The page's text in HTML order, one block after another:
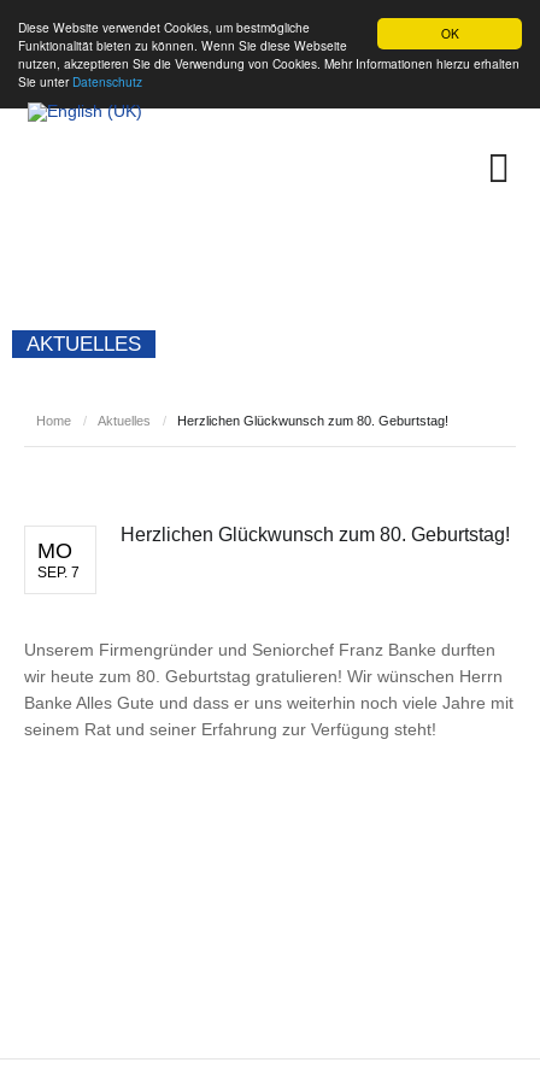
OK
Diese Website verwendet Cookies, um bestmögliche
Funktionalität bieten zu können. Wenn Sie diese Webseite
nutzen, akzeptieren Sie die Verwendung von Cookies. Mehr Informationen hierzu erhalten
Sie unter Datenschutz
AKTUELLES
Home / Aktuelles / Herzlichen Glückwunsch zum 80. Geburtstag!
MO
SEP. 7
Herzlichen Glückwunsch zum 80. Geburtstag!
Unserem Firmengründer und Seniorchef Franz Banke durften
wir heute zum 80. Geburtstag gratulieren! Wir wünschen Herrn
Banke Alles Gute und dass er uns weiterhin noch viele Jahre mit
seinem Rat und seiner Erfahrung zur Verfügung steht!